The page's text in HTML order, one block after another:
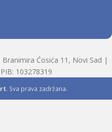
Branimira Ćosića 11, Novi Sad |
103278319
. Sva prava zadržana.